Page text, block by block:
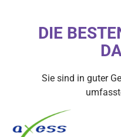
DIE
Sie sind in guter